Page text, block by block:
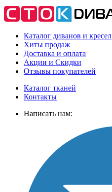
Каталог диванов и кресел
Хиты продаж
Доставка и оплата
Акции и Скидки
Отзывы покупателей
Каталог тканей
Контакты
Написать нам: